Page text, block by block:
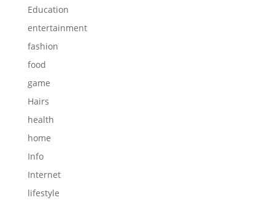
Education
entertainment
fashion
food
game
Hairs
health
home
Info
Internet
lifestyle